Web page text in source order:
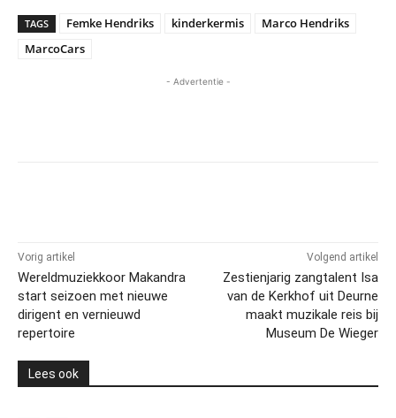
TAGS Femke Hendriks kinderkermis
Marco Hendriks
MarcoCars
- Advertentie -
Vorig artikel
Wereldmuziekkoor Makandra
start seizoen met nieuwe
dirigent en vernieuwd
repertoire
Volgend artikel
Zestienjarig zangtalent Isa
van de Kerkhof uit Deurne
maakt muzikale reis bij
Museum De Wieger
Lees ook